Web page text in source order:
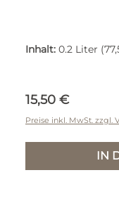
Inhalt: 0.2 Liter
Regulärer Preis:
15,50 €
Preise inkl. MwSt. zzgl.
IN